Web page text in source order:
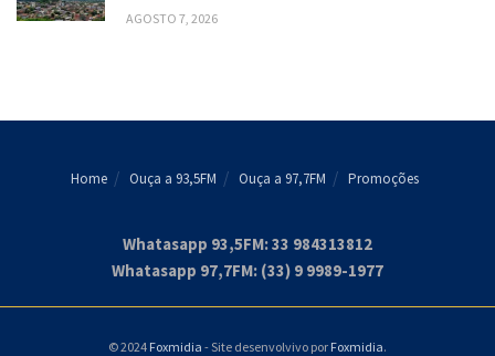
AGOSTO 7, 2026
Home Ouça a 93,5FM Ouça a 97,7FM Promoções
Whatasapp 93,5FM: 33 984313812
Whatasapp 97,7FM: (33) 9 9989-1977
© 2024 Foxmidia - Site desenvolvivo por Foxmidia.